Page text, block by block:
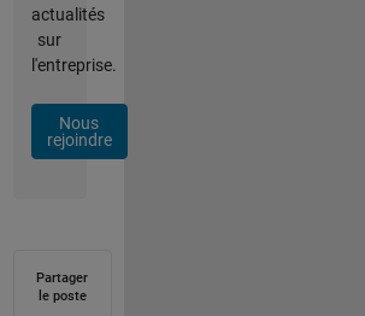
actualités
sur
l'entreprise.
Nous
rejoindre
Partager
le poste